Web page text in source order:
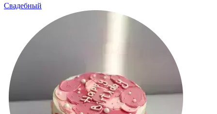
Свадебный